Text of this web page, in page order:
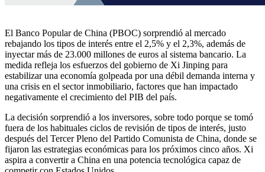
El Banco Popular de China (PBOC) sorprendió al mercado
rebajando los tipos de interés entre el 2,5% y el 2,3%, además de
inyectar más de 23.000 millones de euros al sistema bancario. La
medida refleja los esfuerzos del gobierno de Xi Jinping para
estabilizar una economía golpeada por una débil demanda interna y
una crisis en el sector inmobiliario, factores que han impactado
negativamente el crecimiento del PIB del país.
La decisión sorprendió a los inversores, sobre todo porque se tomó
fuera de los habituales ciclos de revisión de tipos de interés, justo
después del Tercer Pleno del Partido Comunista de China, donde se
fijaron las estrategias económicas para los próximos cinco años. Xi
aspira a convertir a China en una potencia tecnológica capaz de